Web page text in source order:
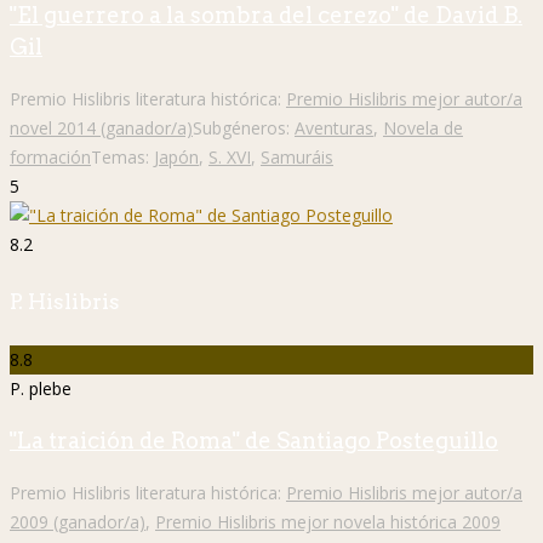
"El guerrero a la sombra del cerezo" de David B.
Gil
Premio Hislibris literatura histórica: Premio Hislibris mejor autor/a
novel 2014 (ganador/a)Subgéneros: Aventuras, Novela de
formaciónTemas: Japón, S. XVI, Samuráis
5
8.2
P. Hislibris
8.8
P. plebe
"La traición de Roma" de Santiago Posteguillo
Premio Hislibris literatura histórica: Premio Hislibris mejor autor/a
2009 (ganador/a), Premio Hislibris mejor novela histórica 2009